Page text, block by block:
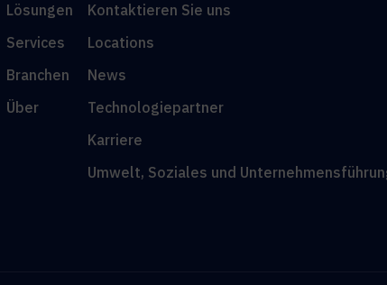
Lösungen
Services
Branchen
Über
Kontaktieren Sie uns
Locations
News
Technologiepartner
Karriere
Umwelt, Soziales und